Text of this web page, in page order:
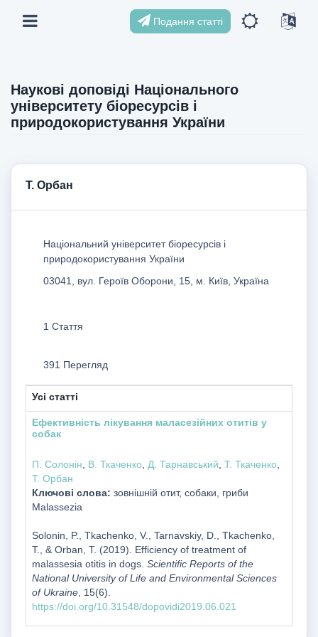
Подання статті
Наукові доповіді Національного
університету біоресурсів і
природокористування України
Т. Орбан
Національний університет біоресурсів і
природокористування України
03041, вул. Героїв Оборони, 15, м. Київ, Україна
1 Стаття
391 Перегляд
Усі статті
Ефективність лікування маласезійних отитів у
собак
П. Солонін В. Ткаченко, Д. Тарнавський Т. Ткаченко,
Т. Орбан
Ключові слова: зовнішній отит, собаки, гриби
Malassezia
Solonin, P., Tkachenko, V., Tarnavskiy, D., Tkachenko,
T., & Orban, T. (2019). Efficiency of treatment of
malassesia otitis in dogs. Scientific Reports of the
National University of Life and Environmental Sciences
of Ukraine, 15(6).
https://doi.org/10.31548/dopovidi2019.06.021